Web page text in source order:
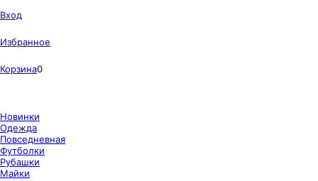
Вход
Избранное
Корзина0
Новинки
Одежда
Повседневная
Футболки
Рубашки
Майки